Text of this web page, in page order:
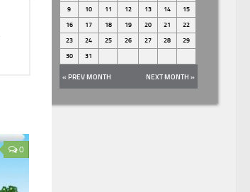
0
9 10 11 12 13 14 15
16 17 18 19 20 21 22
23 24 25 26 27 28 29
30 31
« PREV MONTH NEXT MONTH »